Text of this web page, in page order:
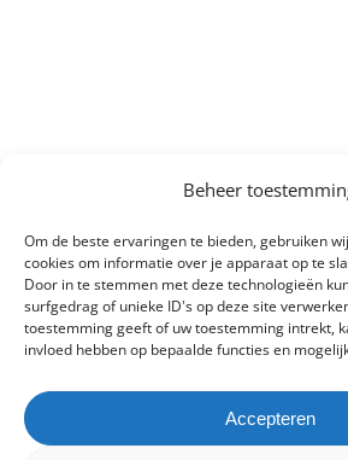
Beheer
Om de beste ervaringen te bieden, gebruiken
cookies om informatie over je apparaat op te
Door in te stemmen met deze technologieën
surfgedrag of unieke ID's op deze site
toestemming geeft of uw toestemming intrekt,
invloed hebben op bepaalde functies en
Accepteren